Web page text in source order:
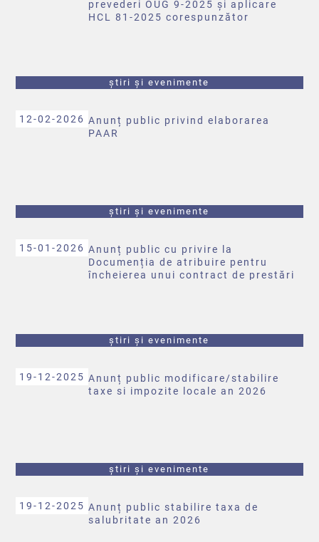
prevederi OUG 9-2025 și aplicare
HCL 81-2025 corespunzător
știri și evenimente
12-02-2026 Anunț public privind elaborarea
PAAR
știri și evenimente
15-01-2026 Anunț public cu privire la
Documenția de atribuire pentru
încheierea unui contract de prestări
știri și evenimente
19-12-2025 Anunț public modificare/stabilire
taxe si impozite locale an 2026
știri și evenimente
19-12-2025 Anunț public stabilire taxa de
salubritate an 2026